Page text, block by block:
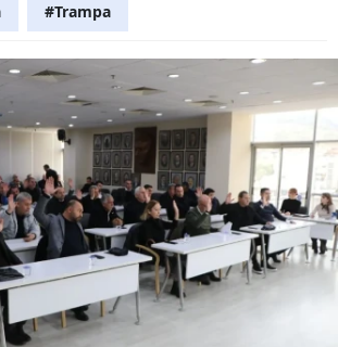
#Trampa